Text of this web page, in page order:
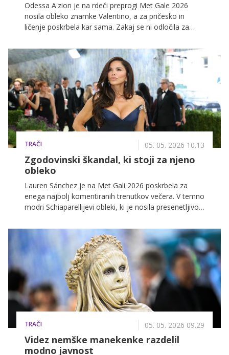
Odessa A'zion je na rdeči preprogi Met Gale 2026
nosila obleko znamke Valentino, a za pričesko in
ličenje poskrbela kar sama. Zakaj se ni odločila za
nadaljevanju.
TRAČI 05. 05. 2026 10.13
Zgodovinski škandal, ki stoji za njeno
obleko
Lauren Sánchez je na Met Gali 2026 poskrbela za
enega najbolj komentiranih trenutkov večera. V temno
modri Schiaparellijevi obleki, ki je nosila presenetljivo
modnih kritikov in javnosti.
TRAČI 05. 05. 2026 09.29
Videz nemške manekenke razdelil
modno javnost